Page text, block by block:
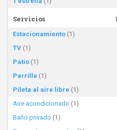
Servicios
Estacionamiento (1)
TV (1)
Patio (1)
Parrilla (1)
Pileta al aire libre (1)
Aire acondicionado (1)
Baño privado (1)